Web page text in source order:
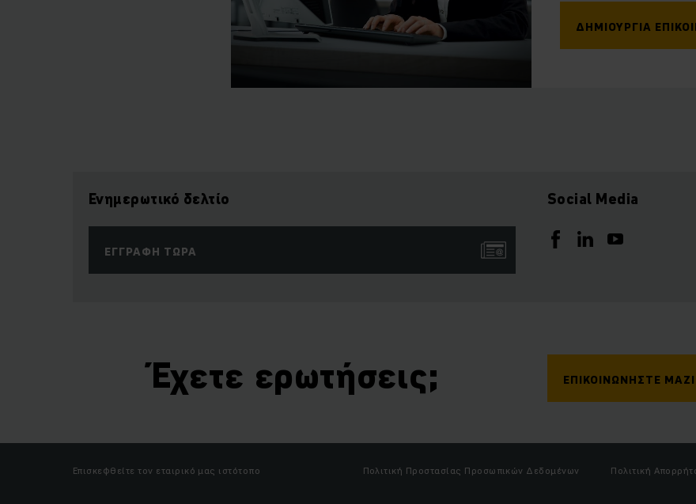
ΔΗΜΙΟΥΡΓΊΑ
Ενημερωτικό δελτίο
ΕΓΓΡΑΦΉ ΤΏΡΑ
Social Media
Έχετε ερωτήσεις; ΕΠΙΚΟΙΝΩΝΉΣΤΕ
Επισκεφθείτε τον εταιρικό μας ιστότοπο Πολιτική Προστασίας Προσωπικών Δεδομένων Πολιτική